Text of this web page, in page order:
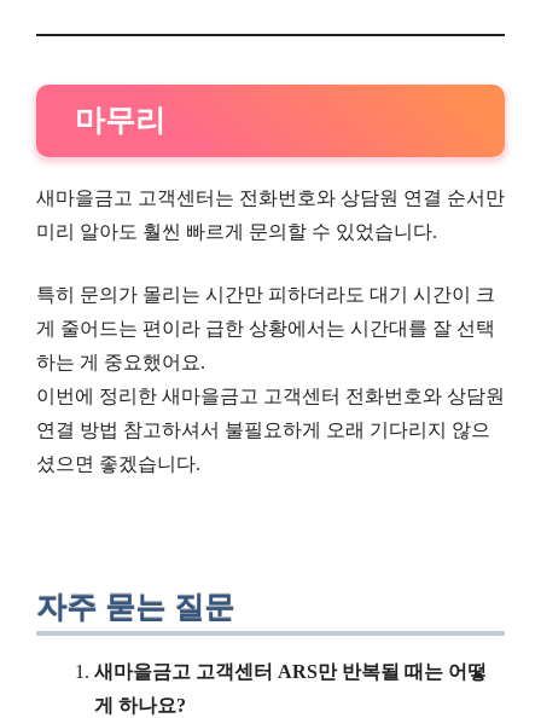
마무리
새마을금고 고객센터는 전화번호와 상담원 연결 순서만
미리 알아도 훨씬 빠르게 문의할 수 있었습니다.
특히 문의가 몰리는 시간만 피하더라도 대기 시간이 크
게 줄어드는 편이라 급한 상황에서는 시간대를 잘 선택
하는 게 중요했어요.
이번에 정리한 새마을금고 고객센터 전화번호와 상담원
연결 방법 참고하셔서 불필요하게 오래 기다리지 않으
셨으면 좋겠습니다.
자주 묻는 질문
새마을금고 고객센터 ARS만 반복될 때는 어떻
게 하나요?